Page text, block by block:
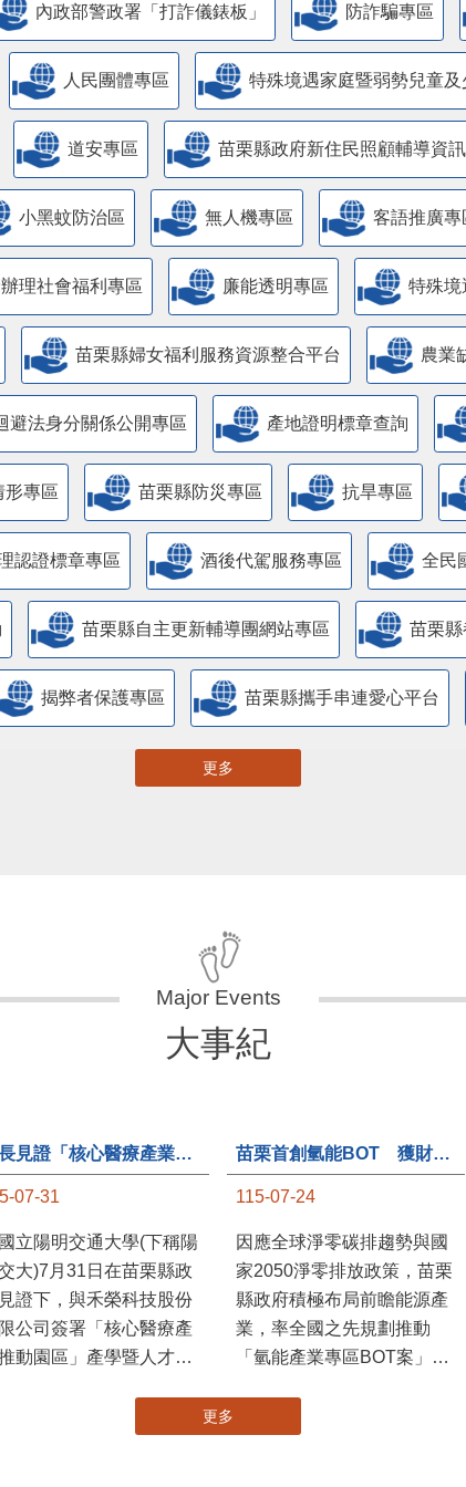
內政部警政署「打詐儀錶板」 防詐騙專區
人民團體專區 特殊境遇家庭暨弱勢兒童
道安專區 苗栗縣政府新住民照顧輔導資
小黑蚊防治區 無人機專區 客語推廣專
理社會福利專區 廉能透明專區 特殊境
苗栗縣婦女福利服務資源整合平台 農業
避法身分關係公開專區 產地證明標章查詢
形專區 苗栗縣防災專區 抗旱專區
認證標章專區 酒後代駕服務專區 全民
苗栗縣自主更新輔導團網站專區 苗栗
揭弊者保護專區 苗栗縣攜手串連愛心平台
更多
大事紀
縣長見證「核心醫療產業推動園區」產學合作簽約儀式
07-31
陽明交通大學(下稱陽
交大)7月31日在苗栗縣政
苗栗首創氫能BOT 獲財政部「突破之翼」肯定
115-07-24